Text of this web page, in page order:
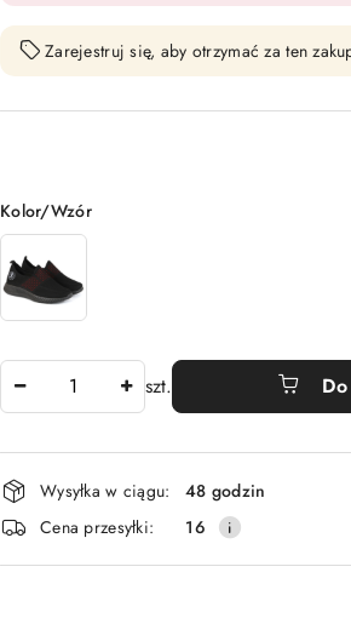
Zarejestruj się, aby otrzymać za ten
Wariant
Kolor/Wzór
szt.
Dostępność
i
dostawa
Wysyłka w ciągu:
48 godzin
Cena przesyłki:
16